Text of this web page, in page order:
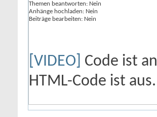
Themen beantworten: Nein
Anhänge hochladen: Nein
Beiträge bearbeiten: Nein
[VIDEO] Code ist an
HTML-Code ist aus.